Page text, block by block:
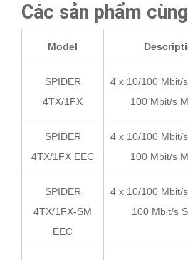
Các sản phẩm
Model
SPIDER
4TX/1FX
4 x 10/100 Mbit/
100 Mbit/s
SPIDER
4TX/1FX EEC
4 x 10/100 Mbit/
100 Mbit/s
SPIDER
4TX/1FX-SM
EEC
4 x 10/100 Mbit/
100 Mbit/s